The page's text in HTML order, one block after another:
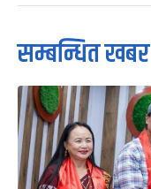
सम्बन्धित खबर